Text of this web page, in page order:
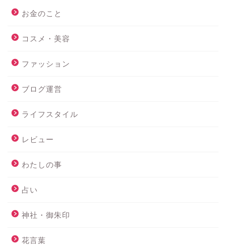
お金のこと
コスメ・美容
ファッション
ブログ運営
ライフスタイル
レビュー
わたしの事
占い
神社・御朱印
花言葉